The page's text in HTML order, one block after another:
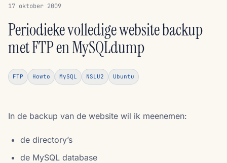
17 oktober 2009
Periodieke volledige website backup
met FTP en MySQLdump
FTP Howto MySQL NSLU2 Ubuntu
In de backup van de website wil ik meenemen:
de directory’s
de MySQL database